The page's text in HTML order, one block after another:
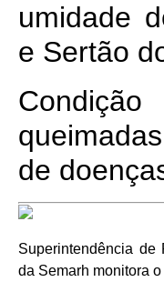
umidade
e Sertão
de
Superintendência de
da Semarh monitora